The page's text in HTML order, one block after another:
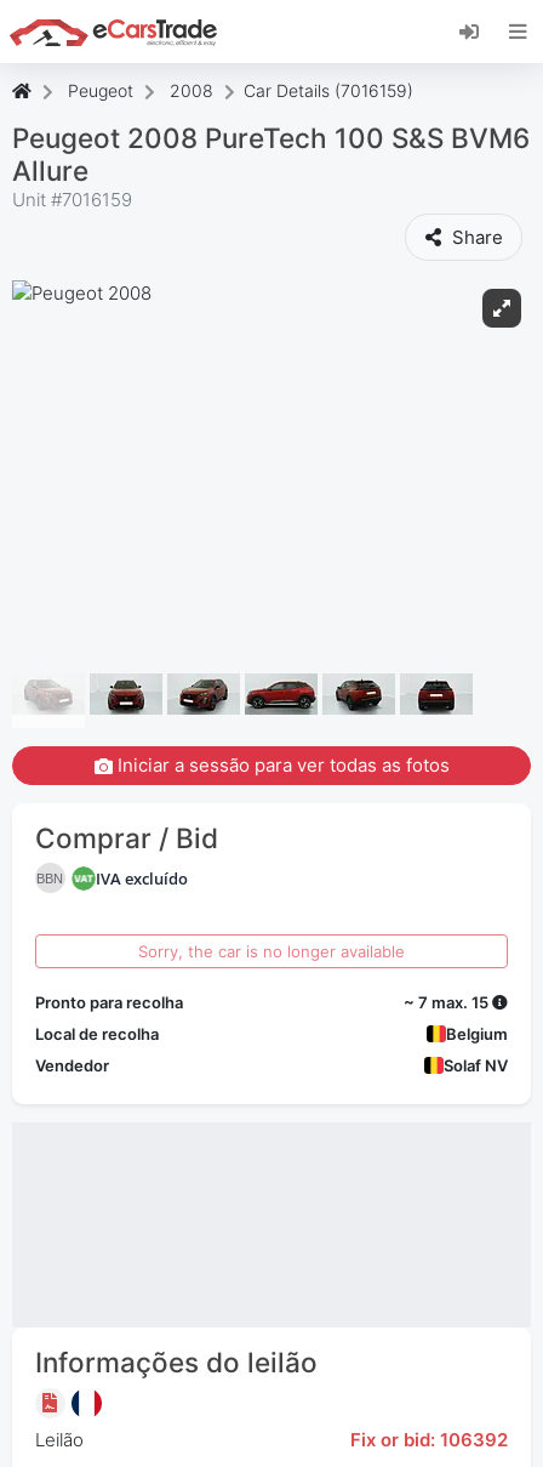
Instale a aplicação web eCarsTrade, adicione-a
ao seu ecrã inicial e receba atualizações
Peugeot 2008 Car Details (7016159)
Peugeot 2008 PureTech 100 S&S BVM6
Allure
Unit #7016159
Share
Iniciar a sessão para ver todas as fotos
Comprar / Bid
BBN IVA excluído
Sorry, the car is no longer available
Pronto para recolha
~ 7 max. 15
Local de recolha
Belgium
Vendedor
Solaf NV
Informações do leilão
Leilão Fix or bid: 106392